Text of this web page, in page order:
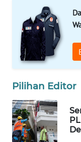
Pilihan Editor
WAHANA
ADVOKAT
WAHANA
INFRASTRUKTUR
KONSUMEN
WAHANA
LISTRIK